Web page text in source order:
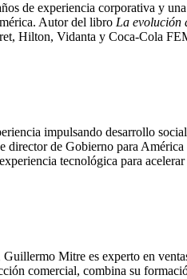
de experiencia corporativa y
Autor del libro La evolución
Hilton, Vidanta y Coca-Cola
impulsando desarrollo
de Gobierno para
tecnológica para
Mitre es experto en
comercial, combina su